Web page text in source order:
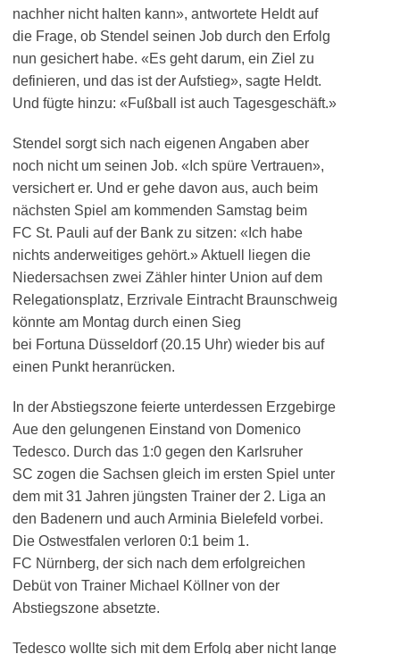
nachher nicht halten kann», antwortete Heldt auf
die Frage, ob Stendel seinen Job durch den Erfolg
nun gesichert habe. «Es geht darum, ein Ziel zu
definieren, und das ist der Aufstieg», sagte Heldt.
Und fügte hinzu: «Fußball ist auch Tagesgeschäft.»
Stendel sorgt sich nach eigenen Angaben aber
noch nicht um seinen Job. «Ich spüre Vertrauen»,
versichert er. Und er gehe davon aus, auch beim
nächsten Spiel am kommenden Samstag beim
FC St. Pauli auf der Bank zu sitzen: «Ich habe
nichts anderweitiges gehört.» Aktuell liegen die
Niedersachsen zwei Zähler hinter Union auf dem
Relegationsplatz, Erzrivale Eintracht Braunschweig
könnte am Montag durch einen Sieg
bei Fortuna Düsseldorf (20.15 Uhr) wieder bis auf
einen Punkt heranrücken.
In der Abstiegszone feierte unterdessen Erzgebirge
Aue den gelungenen Einstand von Domenico
Tedesco. Durch das 1:0 gegen den Karlsruher
SC zogen die Sachsen gleich im ersten Spiel unter
dem mit 31 Jahren jüngsten Trainer der 2. Liga an
den Badenern und auch Arminia Bielefeld vorbei.
Die Ostwestfalen verloren 0:1 beim 1.
FC Nürnberg, der sich nach dem erfolgreichen
Debüt von Trainer Michael Köllner von der
Abstiegszone absetzte.
Tedesco wollte sich mit dem Erfolg aber nicht lange